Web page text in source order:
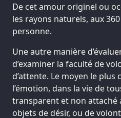
De cet amour originel ou
les rayons naturels, aux
personne.
Une autre manière
d’examiner la faculté de
d’attente. Le moyen le plus
l’émotion, dans la vie de
transparent et non attaché
objets de désir, ou de